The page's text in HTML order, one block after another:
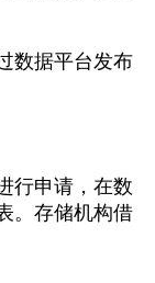
据平台发布
申请，在数
。存储机构借